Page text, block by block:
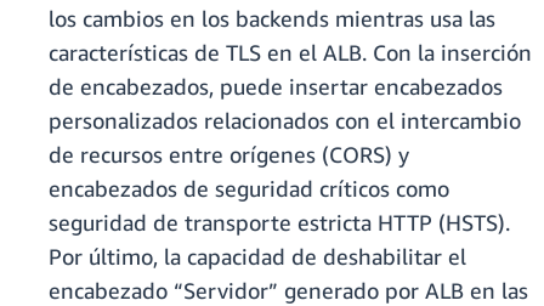
los cambios en los backends mientras usa las
características de TLS en el ALB. Con la inserción
de encabezados, puede insertar encabezados
personalizados relacionados con el intercambio
de recursos entre orígenes (CORS) y
encabezados de seguridad críticos como
seguridad de transporte estricta HTTP (HSTS).
Por último, la capacidad de deshabilitar el
encabezado “Servidor” generado por ALB en las